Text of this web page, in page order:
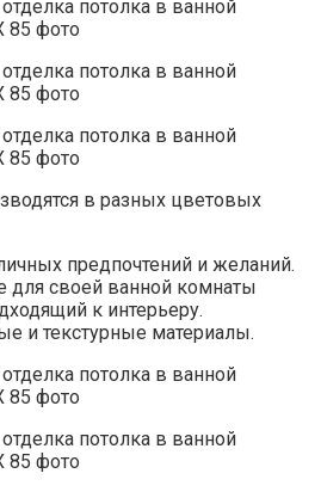
в разных цветовых
предпочтений и желаний.
для своей ванной комнаты
к интерьеру.
и текстурные материалы.